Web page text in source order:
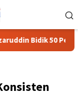
Bidik 50 Persen